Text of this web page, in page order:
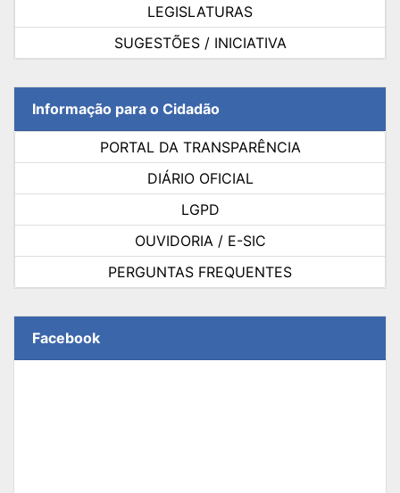
LEGISLATURAS
SUGESTÕES / INICIATIVA
Informação para o Cidadão
PORTAL DA TRANSPARÊNCIA
DIÁRIO OFICIAL
LGPD
OUVIDORIA / E-SIC
PERGUNTAS FREQUENTES
Facebook